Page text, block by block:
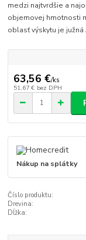
medzi najtvrdšie a
objemovej hmotnosti
oblasť výskytu je
63,56 €/ks
51,67 € bez DPH
Nákup na splátky
Číslo produktu:
Drevina:
Dĺžka: